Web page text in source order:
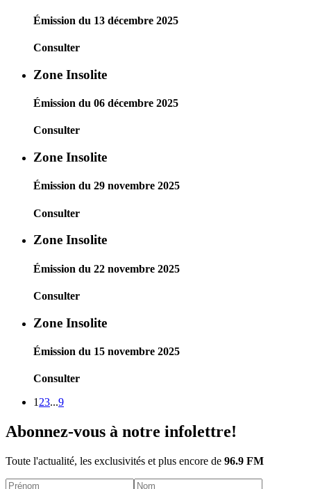
Émission du 13 décembre 2025
Consulter
Zone Insolite
Émission du 06 décembre 2025
Consulter
Zone Insolite
Émission du 29 novembre 2025
Consulter
Zone Insolite
Émission du 22 novembre 2025
Consulter
Zone Insolite
Émission du 15 novembre 2025
Consulter
1 23...9
Abonnez-vous à notre infolettre!
Toute l'actualité, les exclusivités et plus encore de 96.9 FM